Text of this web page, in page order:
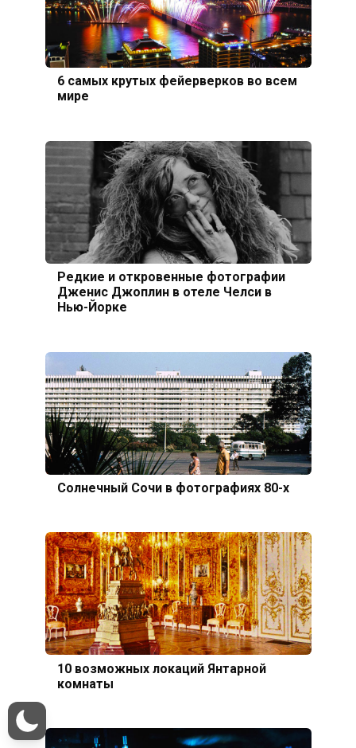
6 самых крутых фейерверков во всем
мире
Редкие и откровенные фотографии
Дженис Джоплин в отеле Челси в
Нью-Йорке
Солнечный Сочи в фотографиях 80-х
10 возможных локаций Янтарной
комнаты